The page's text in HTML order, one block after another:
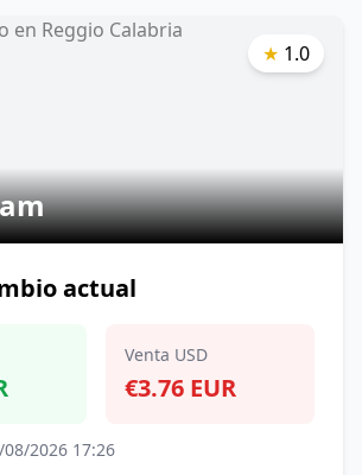
★ 1.0
actual
Venta USD
€3.76 EUR
2026 17:26